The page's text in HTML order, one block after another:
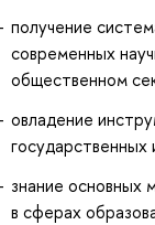
получение
современных
общественном
овладение
знание основных
в сферах